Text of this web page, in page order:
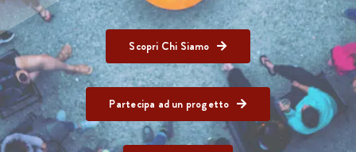
Scopri Chi Siamo
Partecipa ad un progetto